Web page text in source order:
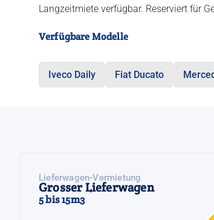
Langzeitmiete verfügbar. Reserviert für
Verfügbare Modelle
Iveco Daily Fiat Ducato
Grosser Lieferwagen
5 bis 15m3
Lieferwagen-Vermietung